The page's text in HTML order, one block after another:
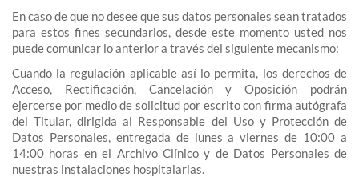
En caso de que no desee que sus datos personales sean tratados
para estos fines secundarios, desde este momento usted nos
puede comunicar lo anterior a través del siguiente mecanismo:
Cuando la regulación aplicable así lo permita, los derechos de
Acceso, Rectificación, Cancelación y Oposición podrán
ejercerse por medio de solicitud por escrito con firma autógrafa
del Titular, dirigida al Responsable del Uso y Protección de
Datos Personales, entregada de lunes a viernes de 10:00 a
14:00 horas en el Archivo Clínico y de Datos Personales de
nuestras instalaciones hospitalarias.